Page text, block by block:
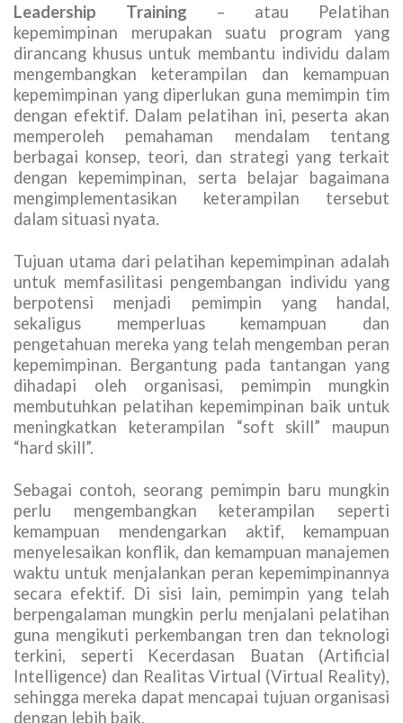
Leadership Training – atau Pelatihan
kepemimpinan merupakan suatu program yang
dirancang khusus untuk membantu individu dalam
mengembangkan keterampilan dan kemampuan
kepemimpinan yang diperlukan guna memimpin tim
dengan efektif. Dalam pelatihan ini, peserta akan
memperoleh pemahaman mendalam tentang
berbagai konsep, teori, dan strategi yang terkait
dengan kepemimpinan, serta belajar bagaimana
mengimplementasikan keterampilan tersebut
dalam situasi nyata.
Tujuan utama dari pelatihan kepemimpinan adalah
untuk memfasilitasi pengembangan individu yang
berpotensi menjadi pemimpin yang handal,
sekaligus memperluas kemampuan dan
pengetahuan mereka yang telah mengemban peran
kepemimpinan. Bergantung pada tantangan yang
dihadapi oleh organisasi, pemimpin mungkin
membutuhkan pelatihan kepemimpinan baik untuk
meningkatkan keterampilan “soft skill” maupun
“hard skill”.
Sebagai contoh, seorang pemimpin baru mungkin
perlu mengembangkan keterampilan seperti
kemampuan mendengarkan aktif, kemampuan
menyelesaikan konflik, dan kemampuan manajemen
waktu untuk menjalankan peran kepemimpinannya
secara efektif. Di sisi lain, pemimpin yang telah
berpengalaman mungkin perlu menjalani pelatihan
guna mengikuti perkembangan tren dan teknologi
terkini, seperti Kecerdasan Buatan (Artificial
Intelligence) dan Realitas Virtual (Virtual Reality),
sehingga mereka dapat mencapai tujuan organisasi
dengan lebih baik.